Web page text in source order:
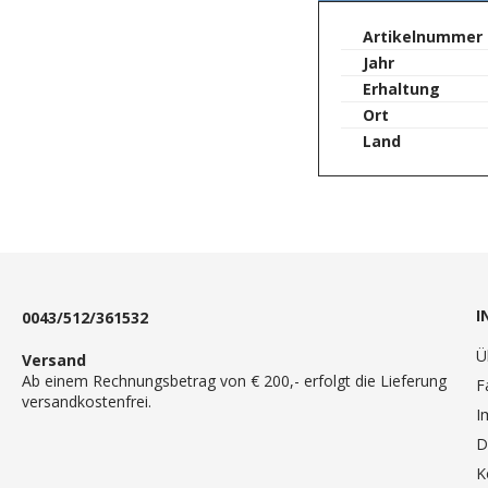
Mehr
Informationen
Artikelnummer
Jahr
Erhaltung
Ort
Land
0043/512/361532
Versand
Ab einem Rechnungsbetrag von € 200,- erfolgt die Lieferung
versandkostenfrei.